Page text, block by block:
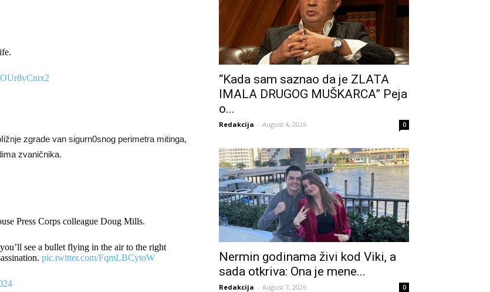
zgrade van sigurn0snog perimetra mitinga,
zvaničnika.
Press Corps colleague Doug Mills.
see a bullet flying in the air to the right
pic.twitter.com/FqmLBCytoW
“Kada sam saznao da je ZLATA
IMALA DRUGOG MUŠKARCA” Peja
o...
Redakcija - August 4, 2026 0
Nermin godinama živi kod Viki, a
sada otkriva: Ona je mene...
Redakcija - August 7, 2026 0